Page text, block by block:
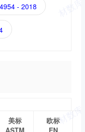
- 2018
美标
欧标